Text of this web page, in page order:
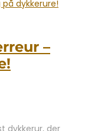
–
dykkerur, der